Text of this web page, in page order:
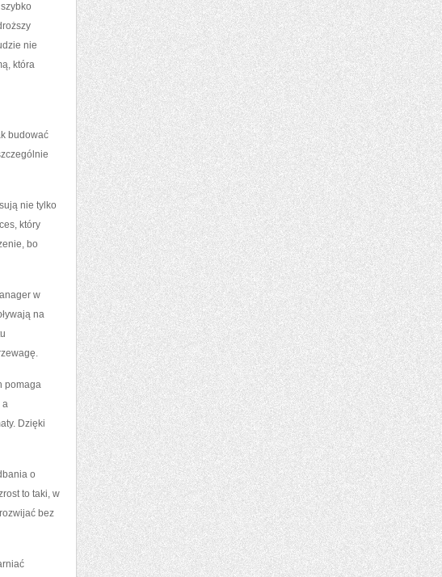
nie
która
budować
nie tylko
który
bo
w
na
pomaga
a
Dzięki
o
to taki, w
bez